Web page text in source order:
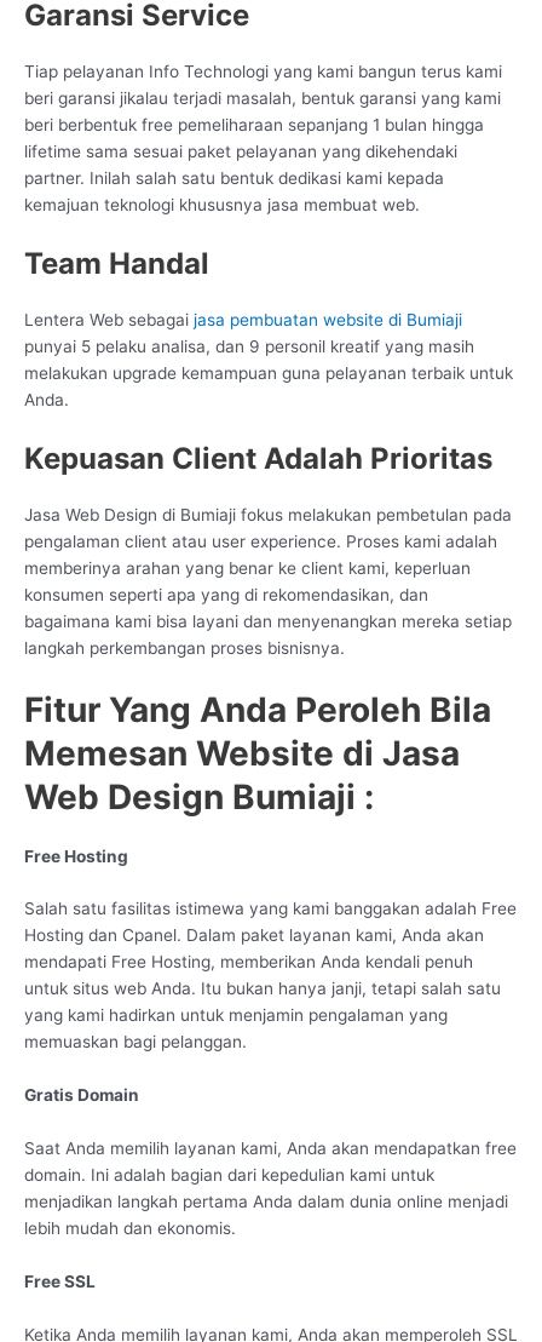
Garansi Service
Tiap pelayanan Info Technologi yang kami bangun terus kami
beri garansi jikalau terjadi masalah, bentuk garansi yang kami
beri berbentuk free pemeliharaan sepanjang 1 bulan hingga
lifetime sama sesuai paket pelayanan yang dikehendaki
partner. Inilah salah satu bentuk dedikasi kami kepada
kemajuan teknologi khususnya jasa membuat web.
Team Handal
Lentera Web sebagai jasa pembuatan website di Bumiaji
punyai 5 pelaku analisa, dan 9 personil kreatif yang masih
melakukan upgrade kemampuan guna pelayanan terbaik untuk
Anda.
Kepuasan Client Adalah Prioritas
Jasa Web Design di Bumiaji fokus melakukan pembetulan pada
pengalaman client atau user experience. Proses kami adalah
memberinya arahan yang benar ke client kami, keperluan
konsumen seperti apa yang di rekomendasikan, dan
bagaimana kami bisa layani dan menyenangkan mereka setiap
langkah perkembangan proses bisnisnya.
Fitur Yang Anda Peroleh Bila
Memesan Website di Jasa
Web Design Bumiaji :
Free Hosting
Salah satu fasilitas istimewa yang kami banggakan adalah Free
Hosting dan Cpanel. Dalam paket layanan kami, Anda akan
mendapati Free Hosting, memberikan Anda kendali penuh
untuk situs web Anda. Itu bukan hanya janji, tetapi salah satu
yang kami hadirkan untuk menjamin pengalaman yang
memuaskan bagi pelanggan.
Gratis Domain
Saat Anda memilih layanan kami, Anda akan mendapatkan free
domain. Ini adalah bagian dari kepedulian kami untuk
menjadikan langkah pertama Anda dalam dunia online menjadi
lebih mudah dan ekonomis.
Free SSL
Ketika Anda memilih layanan kami, Anda akan memperoleh SSL